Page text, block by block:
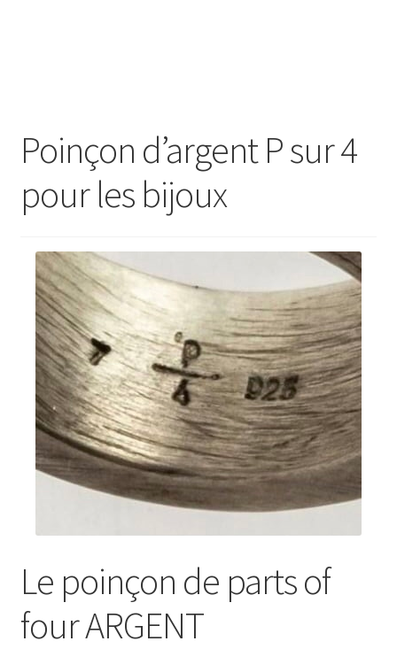
Poinçon d’argent P sur 4
pour les bijoux
Le poinçon de parts of
four ARGENT